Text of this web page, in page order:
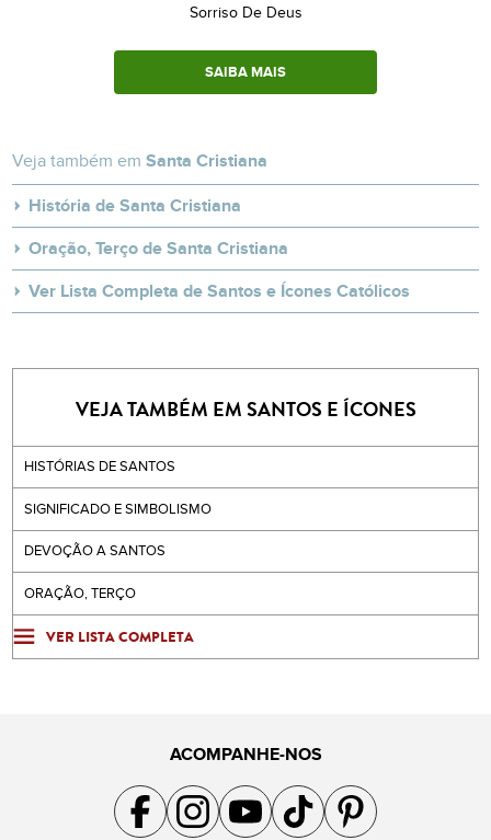
Sorriso De Deus
SAIBA MAIS
Veja também emSanta Cristiana
História de Santa Cristiana
Oração, Terço de Santa Cristiana
Ver Lista Completa de Santos e Ícones Católicos
VEJA TAMBÉM EM SANTOS E ÍCONES
HISTÓRIAS DE SANTOS
SIGNIFICADO E SIMBOLISMO
DEVOÇÃO A SANTOS
ORAÇÃO, TERÇO
VER LISTA COMPLETA
ACOMPANHE-NOS
Acompanhe a gente no Facebook
Acompanhe a gente no Instagram
Acompanhe a gente no YouTube
Acompanhe a gente no TikTok
Acompanhe a gente no